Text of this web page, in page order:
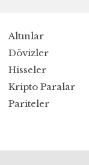
Altınlar
Dövizler
Hisseler
Kripto Paralar
Pariteler